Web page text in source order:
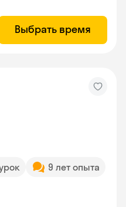
Выбрать время
9 лет опыта